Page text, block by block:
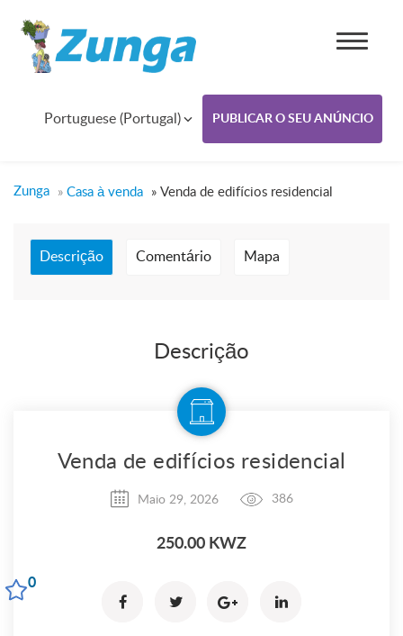
0
Portuguese (Portugal) PUBLICAR O SEU ANÚNCIO
Zunga » Casa à venda » Venda de edifícios residencial
Descrição Comentário Mapa
Descrição
Venda de edifícios residencial
Maio 29, 2026 386
250.00 KWZ